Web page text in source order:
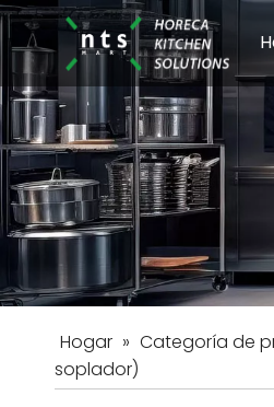
Hogar » Categoría de
soplador)